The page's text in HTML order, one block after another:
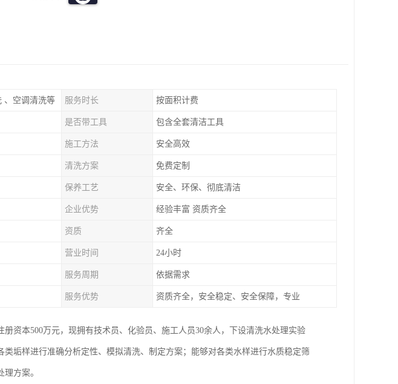
、空调清洗等 服务时长 按面积计费
是否带工具 包含全套清洁工具
施工方法 安全高效
清洗方案 免费定制
保养工艺 安全、环保、彻底清洁
企业优势 经验丰富 资质齐全
资质 齐全
营业时间 24小时
服务周期 依据需求
服务优势 资质齐全，安全稳定、安全保障，专业
资本500万元，现拥有技术员、化验员、施工人员30余人，下设清洗水处理实验
垢样进行准确分析定性、模拟清洗、制定方案；能够对各类水样进行水质稳定筛
方案。